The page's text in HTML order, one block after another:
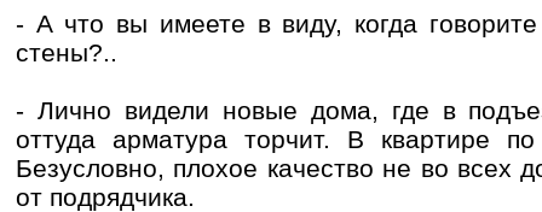
- А что вы имеете в виду, когда
стены?..
- Лично видели новые дома, где в
оттуда арматура торчит. В квартире
Безусловно, плохое качество не во всех
от подрядчика.